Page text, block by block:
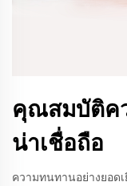
คุณสมบัติค
น่าเชื่อถือ
ความทนทานอย่างยอด